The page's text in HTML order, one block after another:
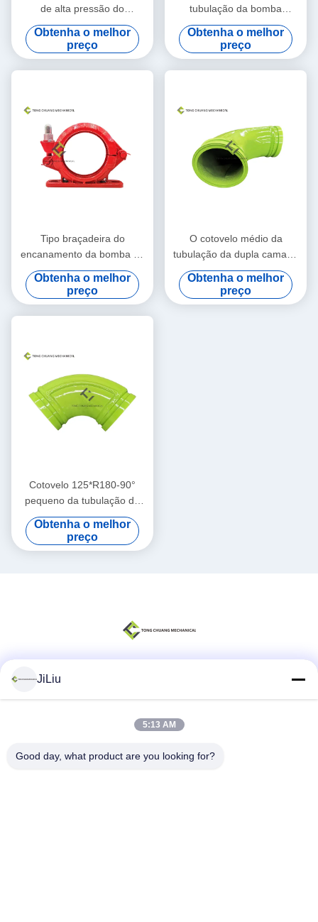
de alta pressão do
encanamento da bomba
125A concreta
Obtenha o melhor
preço
tubulação da bomba
concreta do furo de 125A
quatro com Seat
001693301A00041
Obtenha o melhor
preço
Tipo braçadeira do
encanamento da bomba do
cimento armado de
tubulação do furo de 125A
dois com Seat
001693301A00041
Obtenha o melhor
preço
O cotovelo médio da
tubulação da dupla camada
dobra o ferro alto
125*R190.5-90° do cromo
Obtenha o melhor
preço
Cotovelo 125*R180-90°
pequeno da tubulação do
ferro de ângulo da dupla
camada para o caminhão da
bomba concreta
Obtenha o melhor
preço
Contato rápido
JiLiu
5:13 AM
Good day, what product are you looking for?